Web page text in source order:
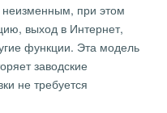
неизменным, при этом
выход в Интернет,
функции. Эта модель
заводские
не требуется